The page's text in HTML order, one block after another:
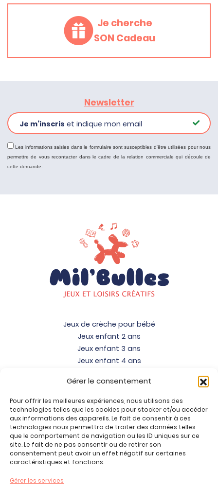
Gérer le consentement
Pour offrir les meilleures expériences, nous utilisons des
technologies telles que les cookies pour stocker et/ou accéder
aux informations des appareils. Le fait de consentir à ces
technologies nous permettra de traiter des données telles
que le comportement de navigation ou les ID uniques sur ce
site. Le fait de ne pas consentir ou de retirer son
consentement peut avoir un effet négatif sur certaines
caractéristiques et fonctions.
Gérer les services
Je cherche
SON Cadeau
Newsletter
Je m’inscris et indique mon email
Les informations saisies dans le formulaire sont susceptibles d'être utilisées pour nous
permettre de vous recontacter dans le cadre de la relation commerciale qui découle de
cette demande.
Jeux de crèche pour bébé
Jeux enfant 2 ans
Jeux enfant 3 ans
Jeux enfant 4 ans
Jeux enfant 6 ans
Jeux enfant 7 ans
Jeux enfant 8 ans
Jeux enfant 9 ans
Jeux enfant 10 ans
Jeux enfant 11 ans
Jeux enfant 12 ans
Promos jeux de loisirs créatifs